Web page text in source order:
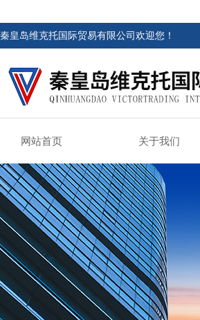
秦皇岛维克托国际贸易有限公司欢迎您！
网站首页 关于我们